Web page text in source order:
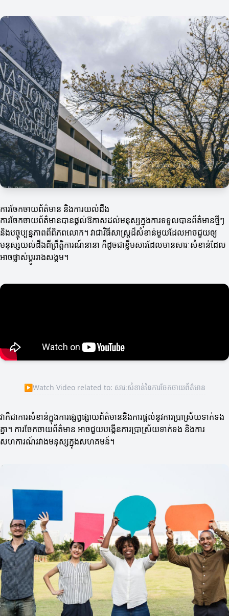
ការចែកចាយព័ត៌មាន និងការយល់ដឹង
ការចែកចាយព័ត៌មានបានផ្តល់ឱកាសដល់មនុស្សក្នុងការទទួលបានព័ត៌មានថ្មីៗ
និងបច្ចុប្បន្នភាពពីពិភពលោក។ វាជាវិធីសាស្ត្រដ៏សំខាន់មួយដែលអាចជួយឲ្យ
មនុស្សយល់ដឹងពីព្រឹត្តិការណ៍នានា ក៏ដូចជាខ្លឹមសារដែលមានសារៈសំខាន់ដែល
អាចផ្លាស់ប្តូររាងសង្គម។
▶Watch Video related to: សារៈសំខាន់នៃការចែកចាយព័ត៌មាន
វាក៏ជាការសំខាន់ក្នុងការផ្សព្វផ្សាយព័ត៌មាននិងការផ្តល់នូវការប្រាស្រ័យទាក់ទង
គ្នា។ ការចែកចាយព័ត៌មាន អាចជួយបង្កើនការប្រាស្រ័យទាក់ទង និងការ
សហការណ៍រវាងមនុស្សក្នុងសហគមន៍។